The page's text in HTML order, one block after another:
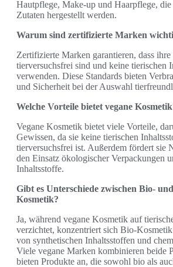
Hautpflege, Make-up und Haarpflege,
Zutaten hergestellt werden.
Warum sind zertifizierte Marken
Zertifizierte Marken garantieren, dass
tierversuchsfrei sind und keine tierischen
verwenden. Diese Standards bieten
und Sicherheit bei der Auswahl
Welche Vorteile bietet vegane
Vegane Kosmetik bietet viele Vorteile,
Gewissen, da sie keine tierischen
tierversuchsfrei ist. Außerdem fördert sie
den Einsatz ökologischer Verpackungen
Inhaltsstoffe.
Gibt es Unterschiede zwischen Bio-
Kosmetik?
Ja, während vegane Kosmetik auf
verzichtet, konzentriert sich Bio-
von synthetischen Inhaltsstoffen und
Viele vegane Marken kombinieren beide
bieten Produkte an, die sowohl bio als